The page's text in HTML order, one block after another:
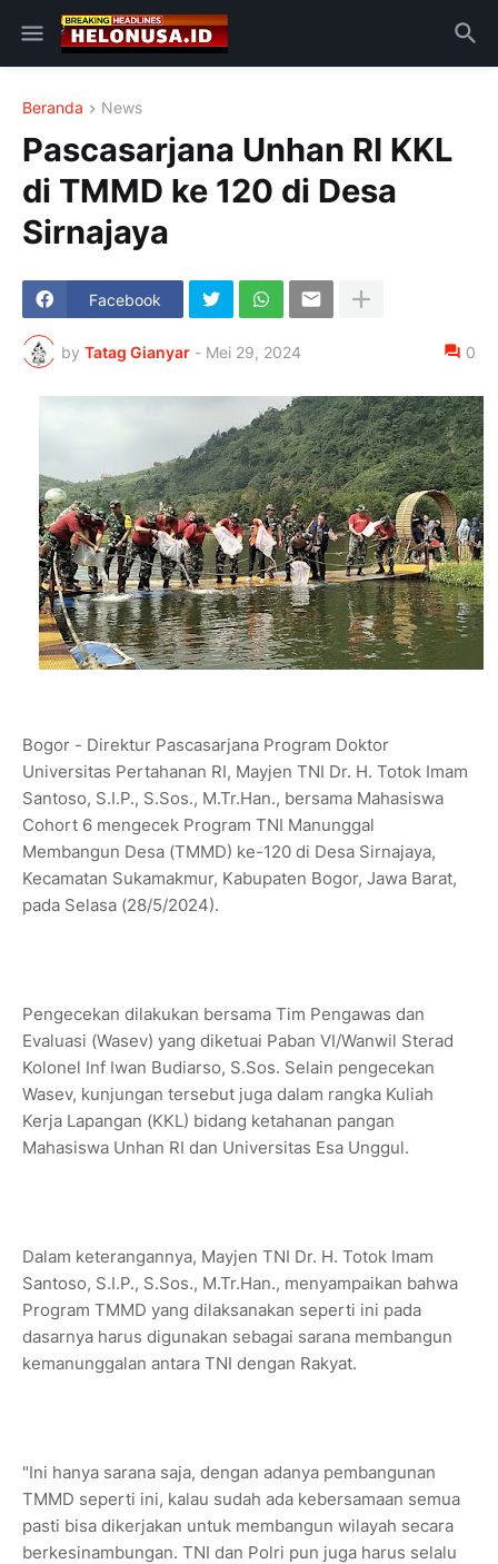
Beranda News
Pascasarjana Unhan RI KKL
di TMMD ke 120 di Desa
Sirnajaya
Facebook
by Tatag Gianyar - Mei 29, 2024 0
Bogor - Direktur Pascasarjana Program Doktor
Universitas Pertahanan RI, Mayjen TNI Dr. H. Totok Imam
Santoso, S.I.P., S.Sos., M.Tr.Han., bersama Mahasiswa
Cohort 6 mengecek Program TNI Manunggal
Membangun Desa (TMMD) ke-120 di Desa Sirnajaya,
Kecamatan Sukamakmur, Kabupaten Bogor, Jawa Barat,
pada Selasa (28/5/2024).
Pengecekan dilakukan bersama Tim Pengawas dan
Evaluasi (Wasev) yang diketuai Paban VI/Wanwil Sterad
Kolonel Inf Iwan Budiarso, S.Sos. Selain pengecekan
Wasev, kunjungan tersebut juga dalam rangka Kuliah
Kerja Lapangan (KKL) bidang ketahanan pangan
Mahasiswa Unhan RI dan Universitas Esa Unggul.
Dalam keterangannya, Mayjen TNI Dr. H. Totok Imam
Santoso, S.I.P., S.Sos., M.Tr.Han., menyampaikan bahwa
Program TMMD yang dilaksanakan seperti ini pada
dasarnya harus digunakan sebagai sarana membangun
kemanunggalan antara TNI dengan Rakyat.
"Ini hanya sarana saja, dengan adanya pembangunan
TMMD seperti ini, kalau sudah ada kebersamaan semua
pasti bisa dikerjakan untuk membangun wilayah secara
berkesinambungan. TNI dan Polri pun juga harus selalu